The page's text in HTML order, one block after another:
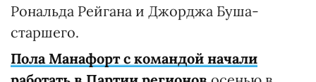
Рональда Рейгана и Джорджа Буша-
старшего.
Пола Манафорт с командой начали